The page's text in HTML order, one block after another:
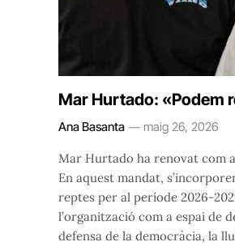
Mar Hurtado: «Podem
Ana Basanta maig 26, 2026
Mar Hurtado ha renovat com
En aquest mandat,
reptes per al període 2026-
l’organització com a espai de
defensa de la democràcia, la